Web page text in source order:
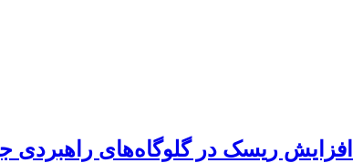
افزایش ریسک‌ در گلوگاه‌های راهبردی جهان